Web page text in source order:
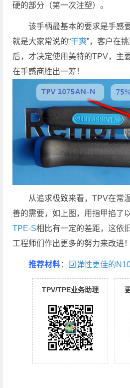
硬的部分（第一次注塑）。
该手柄最基本的要求是手感
就是大家常说的“干爽”，客户在
后，才决定使用美特的TPV，主
在手感商胜出一筹！
从追求极致来看，TPV在常
善的需要，如上图，用指甲掐了
TPE-S相比有一定的差距，这依
工程师们作出更多的努力来改进！
推荐材料： 回弹性更佳的
TPV/TPE业务助理